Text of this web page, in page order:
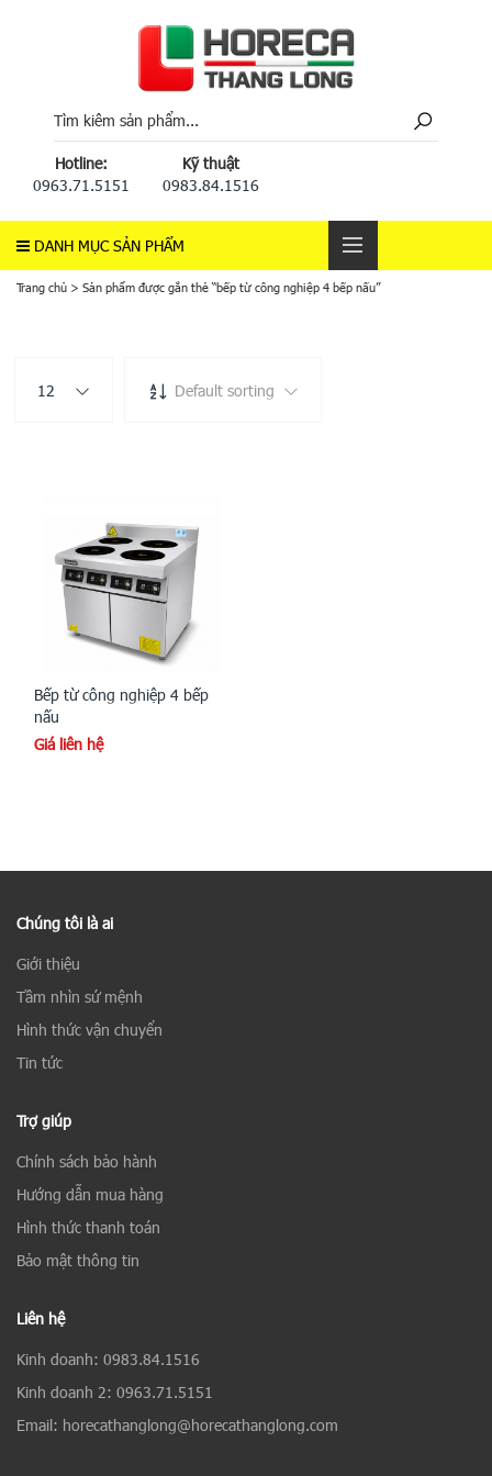
Hotline:
0963.71.5151
Kỹ thuật
0983.84.1516
DANH MỤC SẢN PHẨM
Trang chủ > Sản phẩm được gắn thẻ “bếp từ công nghiệp 4 bếp nấu”
12 Default sorting
Bếp từ công nghiệp 4 bếp
nấu
Giá liên hệ
Chúng tôi là ai
Giới thiệu
Tầm nhìn sứ mệnh
Hình thức vận chuyển
Tin tức
Trợ giúp
Chính sách bảo hành
Hướng dẫn mua hàng
Hình thức thanh toán
Bảo mật thông tin
Liên hệ
Kinh doanh: 0983.84.1516
Kinh doanh 2: 0963.71.5151
Email: horecathanglong@horecathanglong.com